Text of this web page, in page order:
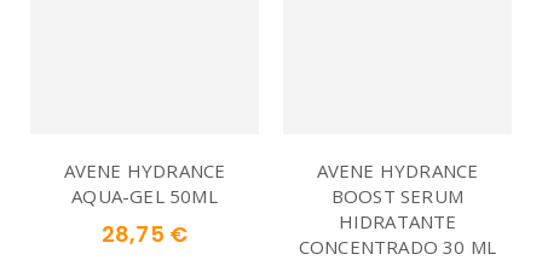
AVENE HYDRANCE
AQUA-GEL 50ML
28,75 €
AVENE HYDRANCE
BOOST SERUM
HIDRATANTE
CONCENTRADO 30 ML